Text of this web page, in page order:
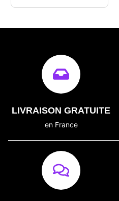
LIVRAISON GRATUITE
en France